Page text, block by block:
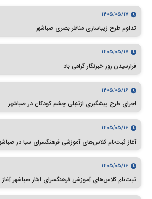
1405/05/17
تداوم طرح زیباسازی مناظر بصری صباشهر
1405/05/17
فرارسیدن روز خبرنگار گرامی باد
1405/05/16
اجرای طرح پیشگیری ازتنبلی چشم کودکان در صباشهر
1405/05/16
آغاز ثبت‌نام کلاس‌های آموزشی فرهنگسرای سبا در
1405/05/16
ثبت‌نام کلاس‌های آموزشی فرهنگسرای ایثار صباشهر